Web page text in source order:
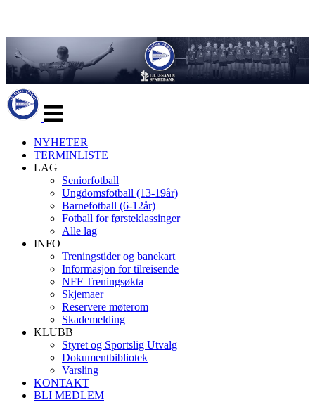
navigasjon
NYHETER
TERMINLISTE
LAG
Seniorfotball
Ungdomsfotball (13-19år)
Barnefotball (6-12år)
Fotball for førsteklassinger
Alle lag
INFO
Treningstider og banekart
Informasjon for tilreisende
NFF Treningsøkta
Skjemaer
Reservere møterom
Skademelding
KLUBB
Styret og Sportslig Utvalg
Dokumentbibliotek
Varsling
KONTAKT
BLI MEDLEM